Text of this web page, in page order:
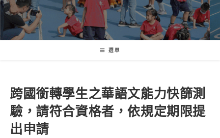
選單
跨國銜轉學生之華語文能力快篩測
驗，請符合資格者，依規定期限提
出申請